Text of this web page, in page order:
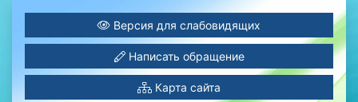
Версия для слабовидящих
Написать обращение
Карта сайта